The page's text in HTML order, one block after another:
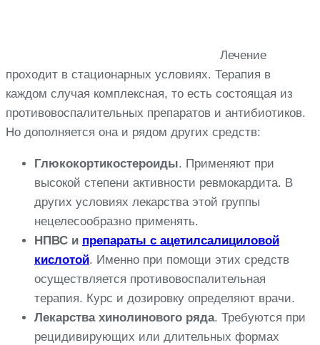
Лечение
проходит в стационарных условиях. Терапия в
каждом случая комплексная, то есть состоящая из
противовоспалительных препаратов и антибиотиков.
Но дополняется она и рядом других средств:
Глюкокортикостероиды. Применяют при
высокой степени активности ревмокардита. В
других условиях лекарства этой группы
нецелесообразно применять.
НПВС и препараты с ацетилсалициловой
кислотой. Именно при помощи этих средств
осуществляется противовоспалительная
терапия. Курс и дозировку определяют врачи.
Лекарства хинолинового ряда. Требуются при
рецидивирующих или длительных формах